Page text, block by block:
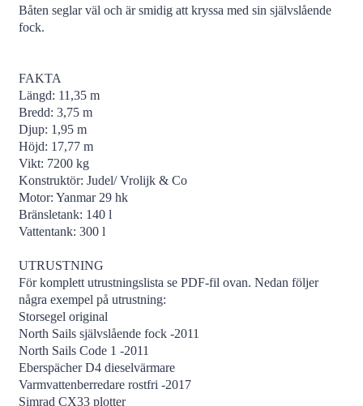
Båten seglar väl och är smidig att kryssa med sin självslående
fock.
FAKTA
Längd: 11,35 m
Bredd: 3,75 m
Djup: 1,95 m
Höjd: 17,77 m
Vikt: 7200 kg
Konstruktör: Judel/ Vrolijk & Co
Motor: Yanmar 29 hk
Bränsletank: 140 l
Vattentank: 300 l
UTRUSTNING
För komplett utrustningslista se PDF-fil ovan. Nedan följer
några exempel på utrustning:
Storsegel original
North Sails självslående fock -2011
North Sails Code 1 -2011
Eberspächer D4 dieselvärmare
Varmvattenberredare rostfri -2017
Simrad CX33 plotter